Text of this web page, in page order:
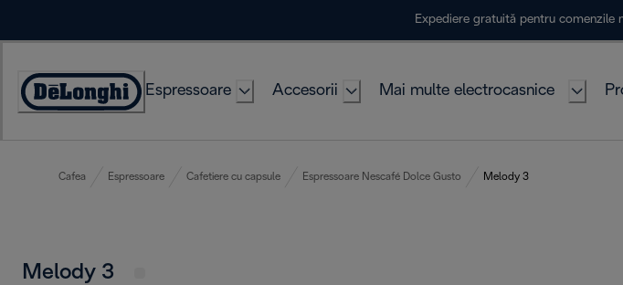
Expediere gratuită pentru comenzile
Accessibility
Espressoare Accesorii Mai multe electrocasnice
Cafea Espressoare Cafetiere cu capsule Espressoare Nescafé Dolce Gusto Melody 3
Melody 3